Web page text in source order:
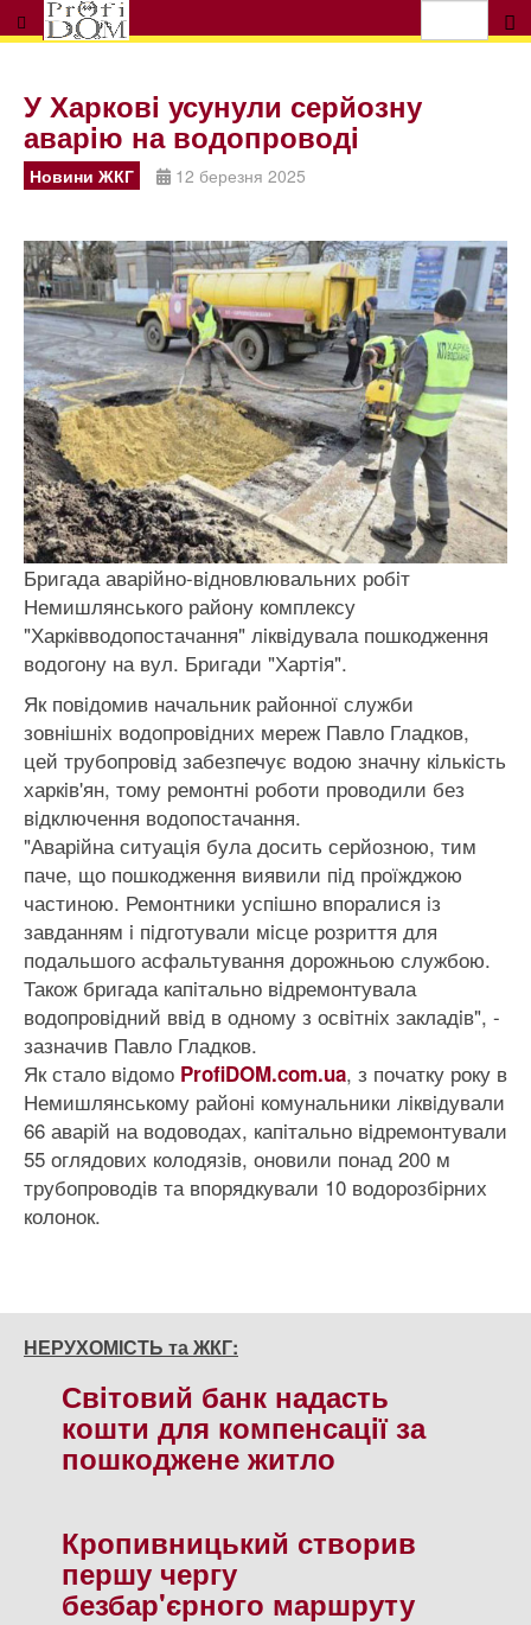
У Харковi усунули серйозну
аварiю на водопроводi
Новини ЖКГ 12 березня 2025
Бригада аварiйно-вiдновлювальних робiт
Немишлянського району комплексу
"Харкiвводопостачання" лiквiдувала пошкодження
водогону на вул. Бригади "Хартiя".
Як повiдомив начальник районної служби
зовнiшнiх водопровiдних мереж Павло Гладков,
цей трубопровiд забезпечує водою значну кiлькiсть
харкiв'ян, тому ремонтнi роботи проводили без
вiдключення водопостачання.
"Аварiйна ситуацiя була досить серйозною, тим
паче, що пошкодження виявили пiд проїжджою
частиною. Ремонтники успiшно впоралися iз
завданням i пiдготували мiсце розриття для
подальшого асфальтування дорожньою службою.
Також бригада капiтально вiдремонтувала
водопровiдний ввiд в одному з освiтнiх закладiв", -
зазначив Павло Гладков.
Як стало вiдомо ProfiDOM.com.ua, з початку року в
Немишлянському районi комунальники лiквiдували
66 аварiй на водоводах, капiтально вiдремонтували
55 оглядових колодязiв, оновили понад 200 м
трубопроводiв та впорядкували 10 водорозбiрних
колонок.
НЕРУХОМІСТЬ та ЖКГ:
Свiтовий банк надасть
кошти для компенсацiї за
пошкоджене житло
Кропивницький створив
першу чергу
безбар'єрного маршруту